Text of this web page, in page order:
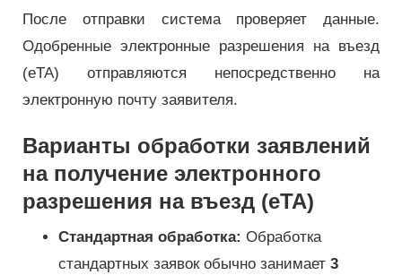
После отправки система проверяет данные.
Одобренные электронные разрешения на въезд
(eTA) отправляются непосредственно на
электронную почту заявителя.
Варианты обработки заявлений
на получение электронного
разрешения на въезд (eTA)
Стандартная обработка: Обработка
стандартных заявок обычно занимает 3